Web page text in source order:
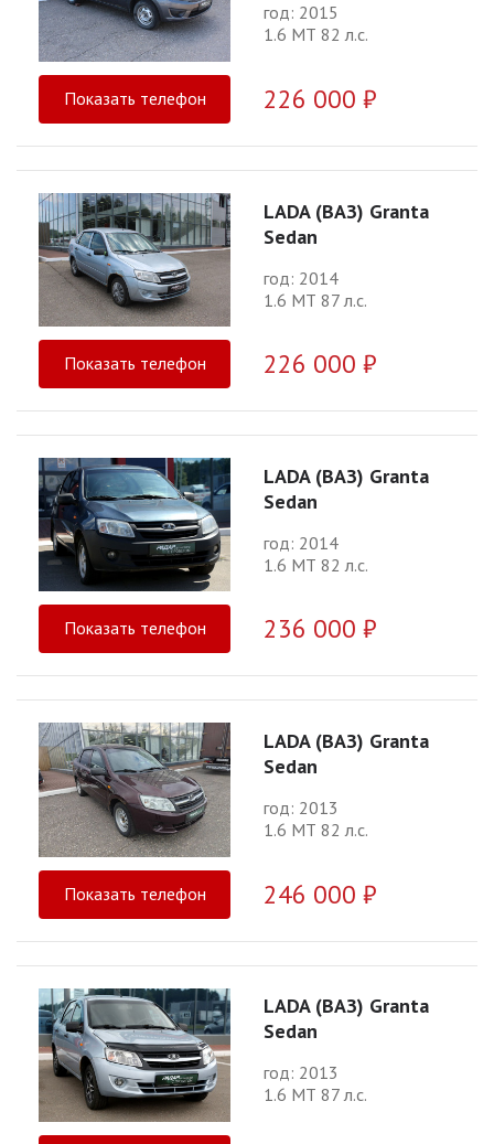
год: 2015
1.6 МТ 82 л.с.
Показать телефон 226 000 ₽
LADA (ВАЗ) Granta
Sedan
год: 2014
1.6 МТ 87 л.с.
Показать телефон 226 000 ₽
LADA (ВАЗ) Granta
Sedan
год: 2014
1.6 МТ 82 л.с.
Показать телефон 236 000 ₽
LADA (ВАЗ) Granta
Sedan
год: 2013
1.6 МТ 82 л.с.
Показать телефон 246 000 ₽
LADA (ВАЗ) Granta
Sedan
год: 2013
1.6 МТ 87 л.с.